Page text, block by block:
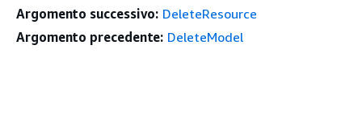
Argomento successivo: DeleteResource
Argomento precedente: DeleteModel